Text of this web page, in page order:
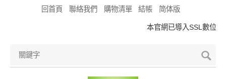
回首頁 聯絡我們 購物清單 結帳 简体版
本官網已導入SSL數位憑